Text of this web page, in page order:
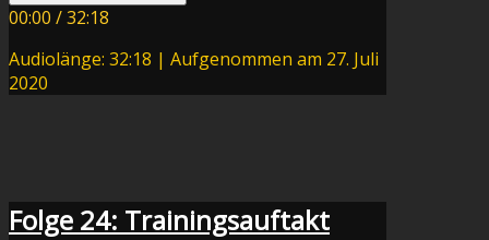
00:00 /32:18
Audiolänge: 32:18 | Aufgenommen am 27. Juli
2020
Folge 24: Trainingsauftakt